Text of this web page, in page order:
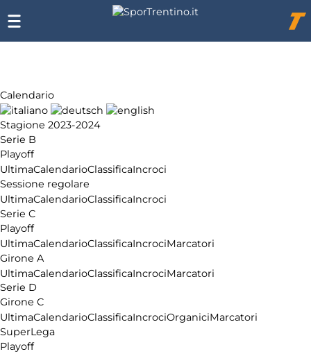
Calendario
Stagione 2023-2024
Serie B
Playoff
UltimaCalendarioClassificaIncroci
Sessione regolare
UltimaCalendarioClassificaIncroci
Serie C
Playoff
UltimaCalendarioClassificaIncrociMarcatori
Girone A
UltimaCalendarioClassificaIncrociMarcatori
Serie D
Girone C
UltimaCalendarioClassificaIncrociOrganiciMarcatori
SuperLega
Playoff
Chi
siamo
Affiliazione